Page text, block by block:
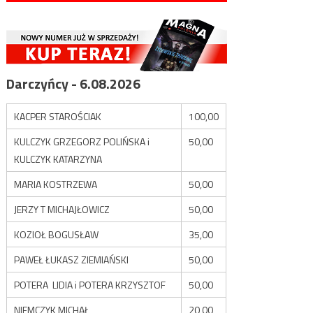
Darczyńcy - 6.08.2026
KACPER STAROŚCIAK
100,00
KULCZYK GRZEGORZ POLIŃSKA i
KULCZYK KATARZYNA
50,00
MARIA KOSTRZEWA
50,00
JERZY T MICHAJŁOWICZ
50,00
KOZIOŁ BOGUSŁAW
35,00
PAWEŁ ŁUKASZ ZIEMIAŃSKI
50,00
POTERA LIDIA i POTERA KRZYSZTOF
50,00
NIEMCZYK MICHAŁ
20,00